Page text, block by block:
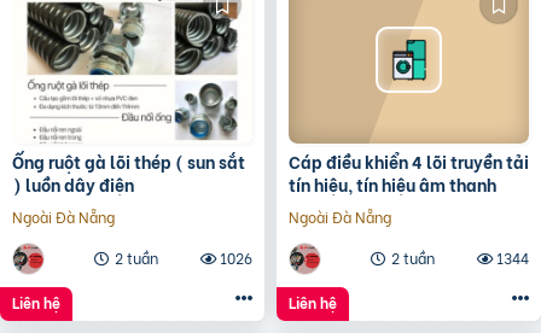
Ống ruột gà lõi thép ( sun sắt
) luồn dây điện
Ngoài Đà Nẵng
2 tuần
1026
Liên hệ
Cáp điều khiển 4 lõi truyền tải
tín hiệu, tín hiệu âm thanh
Ngoài Đà Nẵng
2 tuần
1344
Liên hệ